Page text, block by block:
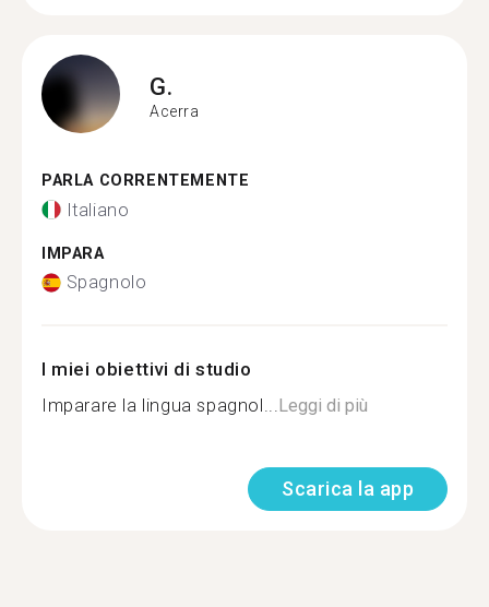
G.
Acerra
PARLA CORRENTEMENTE
Italiano
IMPARA
Spagnolo
I miei obiettivi di studio
Imparare la lingua spagnol...Leggi di più
Scarica la app